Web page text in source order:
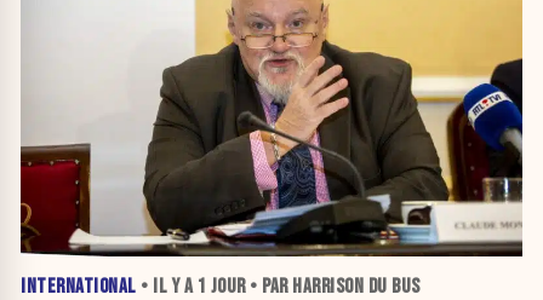
INTERNATIONAL • IL Y A 1 JOUR• PAR HARRISON DU BUS